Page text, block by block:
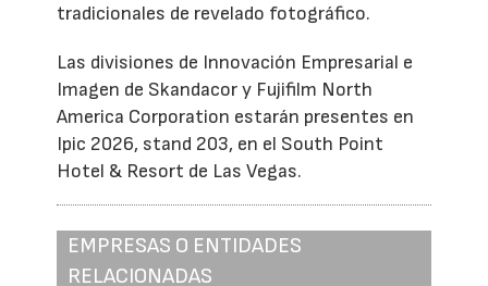
tradicionales de revelado fotográfico.
Las divisiones de Innovación Empresarial e
Imagen de Skandacor y Fujifilm North
America Corporation estarán presentes en
Ipic 2026, stand 203, en el South Point
Hotel & Resort de Las Vegas.
EMPRESAS O ENTIDADES
RELACIONADAS